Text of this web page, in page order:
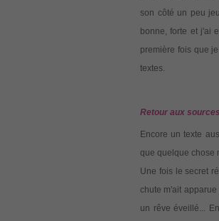
son côté un peu
bonne, forte et j'ai
première fois que
textes.
Retour aux sources
Encore un texte
que quelque chose
Une fois le secret
chute m'ait
un rêve éveillé...